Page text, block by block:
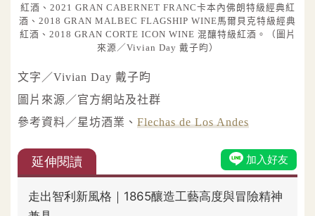
紅酒、2021 GRAN CABERNET FRANC卡本內佛朗特級經典紅
酒、2018 GRAN MALBEC FLAGSHIP WINE馬爾貝克特級經典
紅酒、2018 GRAN CORTE ICON WINE 混釀特級紅酒。（圖片
來源／Vivian Day 戴子昀）
文字／Vivian Day 戴子昀
圖片來源／官方網站及社群
參考資料／星坊酒業、 Flechas de Los Andes